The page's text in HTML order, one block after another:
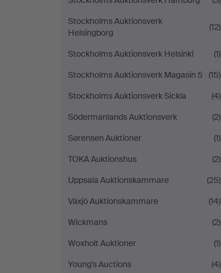
Stockholms Auktionsverk
Helsingborg
(12)
Stockholms Auktionsverk Helsinki
(1)
Stockholms Auktionsverk Magasin 5
(15)
Stockholms Auktionsverk Sickla
(4)
Södermanlands Auktionsverk
(2)
Sørensen Auktioner
(1)
TOKA Auktionshus
(2)
Uppsala Auktionskammare
(25)
Växjö Auktionskammare
(14)
Wickmans
(2)
Woxholt Auktioner
(1)
Young's Auctions
(4)